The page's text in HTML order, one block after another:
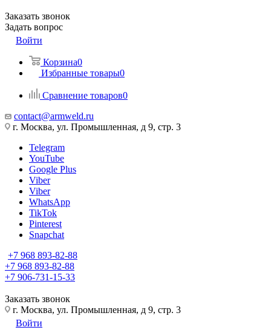
Заказать звонок
Задать вопрос
Войти
Корзина0
Избранные товары0
Сравнение товаров0
contact@armweld.ru
г. Москва, ул. Промышленная, д 9, стр. 3
Telegram
YouTube
Google Plus
Viber
Viber
WhatsApp
TikTok
Pinterest
Snapchat
+7 968 893-82-88
+7 968 893-82-88
+7 906-731-15-33
Заказать звонок
г. Москва, ул. Промышленная, д 9, стр. 3
Войти